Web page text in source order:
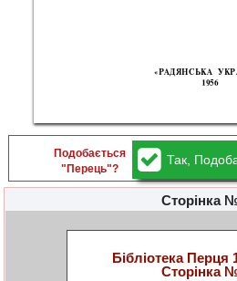
«РАДЯНСЬКА
1956
Подобається
"Перець"?
Так,
Сторінка
Бібліотека
Сторінка